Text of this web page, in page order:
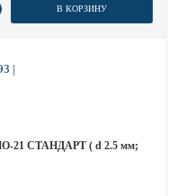
В КОРЗИНУ
21 СТАНДАРТ ( d 2.5 мм;